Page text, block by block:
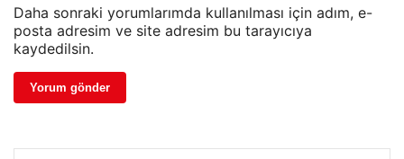
Daha sonraki yorumlarımda kullanılması için adım, e-
posta adresim ve site adresim bu tarayıcıya
kaydedilsin.